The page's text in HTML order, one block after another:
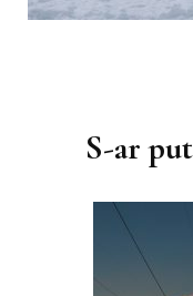
articole
S-ar